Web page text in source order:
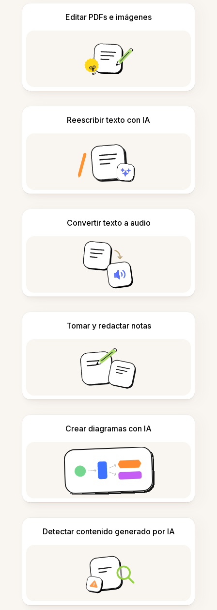
Editar PDFs e imágenes
Reescribir texto con IA
Convertir texto a audio
Tomar y redactar notas
Crear diagramas con IA
Detectar contenido generado por IA